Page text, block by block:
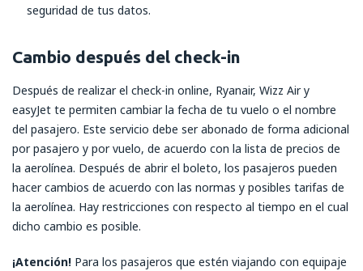
seguridad de tus datos.
Cambio después del check-in
Después de realizar el check-in online, Ryanair, Wizz Air y
easyJet te permiten cambiar la fecha de tu vuelo o el nombre
del pasajero. Este servicio debe ser abonado de forma adicional
por pasajero y por vuelo, de acuerdo con la lista de precios de
la aerolínea. Después de abrir el boleto, los pasajeros pueden
hacer cambios de acuerdo con las normas y posibles tarifas de
la aerolínea. Hay restricciones con respecto al tiempo en el cual
dicho cambio es posible.
¡Atención! Para los pasajeros que estén viajando con equipaje